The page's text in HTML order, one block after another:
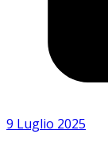
9 Luglio 2025